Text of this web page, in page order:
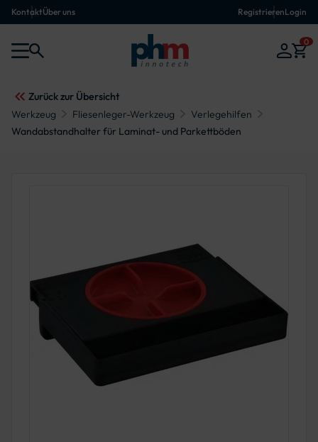
KontaktÜber uns RegistrierenLogin
0
Zurück zur Übersicht
Werkzeug
Fliesenleger-Werkzeug
Verlegehilfen
Wandabstandhalter für Laminat- und Parkettböden